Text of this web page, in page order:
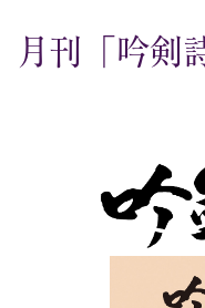
月刊「吟剣